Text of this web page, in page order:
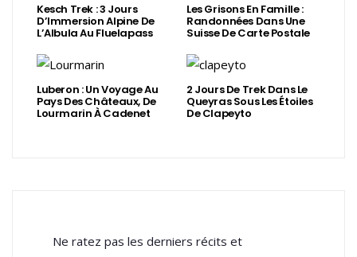
Kesch Trek : 3 Jours
D’Immersion Alpine De
L’Albula Au Fluelapass
Les Grisons En Famille :
Randonnées Dans Une
Suisse De Carte Postale
Luberon : Un Voyage Au
Pays Des Châteaux, De
Lourmarin À Cadenet
2 Jours De Trek Dans Le
Queyras Sous Les Étoiles
De Clapeyto
Ne ratez pas les derniers récits et